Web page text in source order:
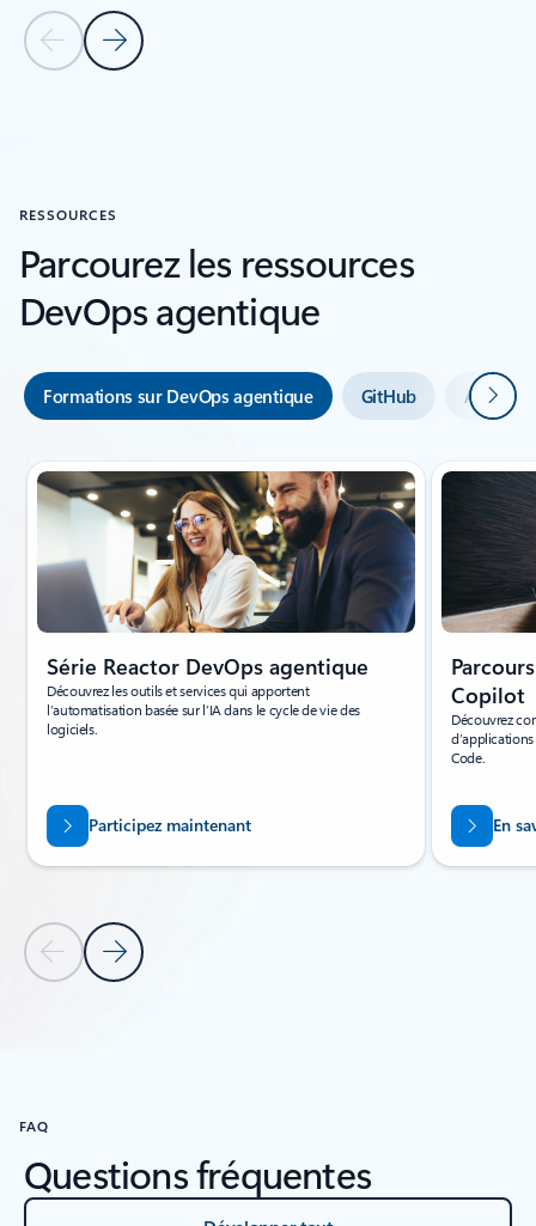
Diapositive précédente
Diapositive suivante
RESSOURCES
Parcourez les ressources
DevOps agentique
Formations sur DevOps agentique GitHub Azure
Affichage de la diapositive 1 sur 3
Diapositive précédente
Diapositive suivante
Série Reactor DevOps agentique
Découvrez les outils et services qui apportent
l’automatisation basée sur l’IA dans le cycle de vie des
logiciels.
Participez maintenant
Copilot
Découvrez
Code.
En
FAQ
Questions fréquentes